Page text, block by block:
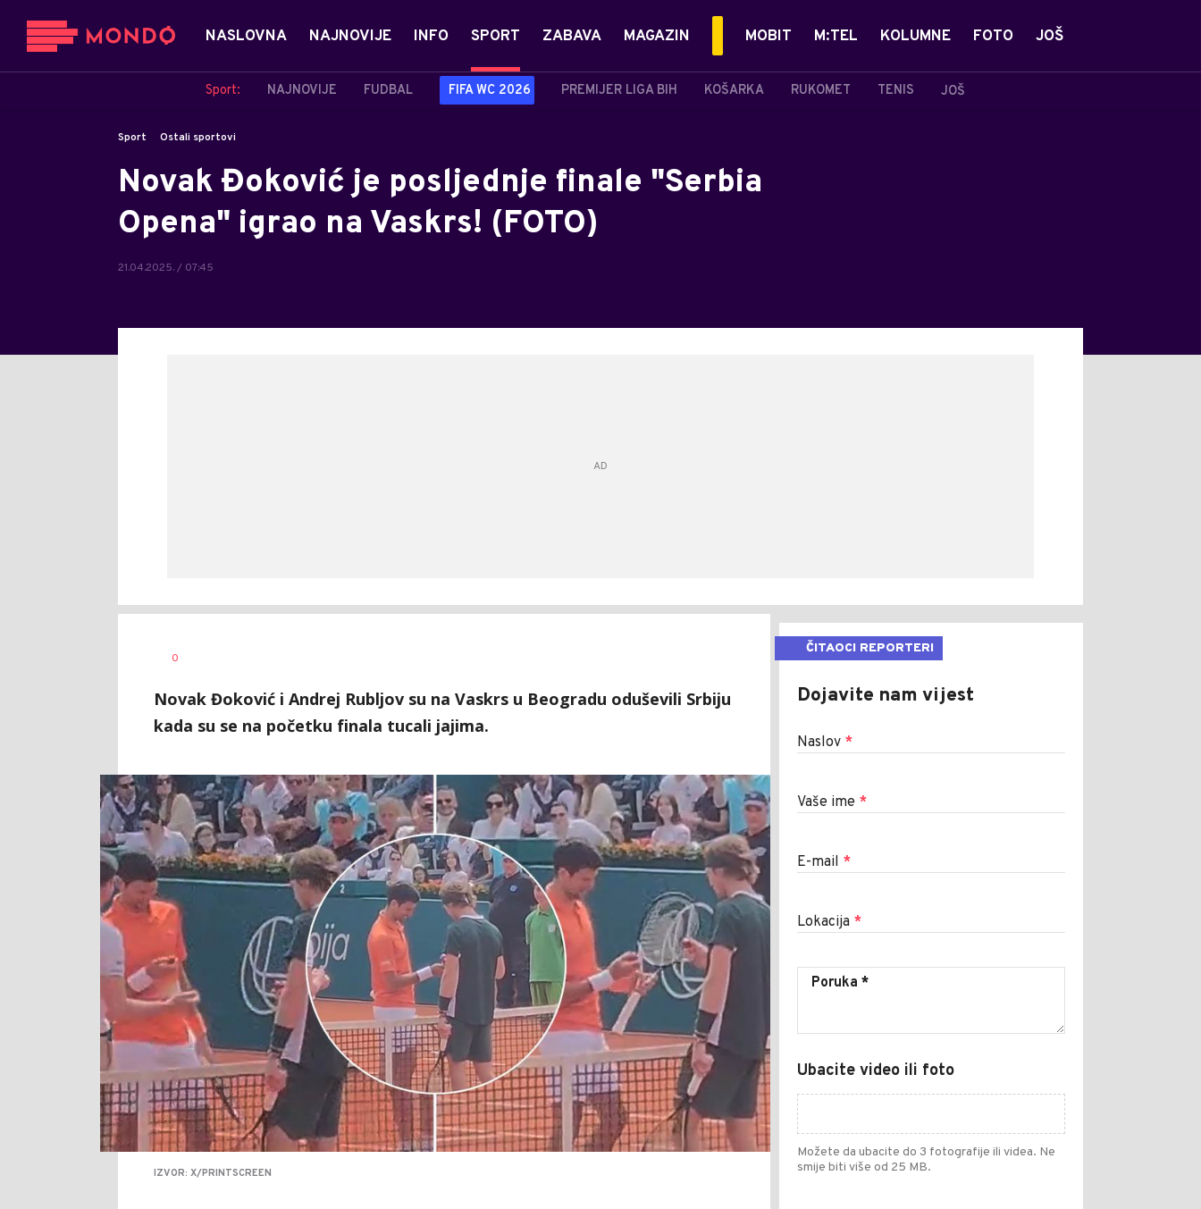
NASLOVNA NAJNOVIJE INFO SPORT
Sport: NAJNOVIJE FUDBAL FIFA WC 2026 PREMIJER LIGA BIH KOŠARKA RUKOMET TENIS JOŠ
ZABAVA MAGAZIN MOBIT M:TEL KOLUMNE FOTO JOŠ
Sport Ostali sportovi
Novak Đoković je posljednje finale "Serbia
Opena" igrao na Vaskrs! (FOTO)
21.04.2025. / 07:45
AUTOR
0
Novak Đoković i Andrej Rubljov su na Vaskrs u Beogradu oduševili Srbiju
kada su se na početku finala tucali jajima.
IZVOR: X/PRINTSCREEN
ČITAOCI REPORTERI
Dojavite nam vijest
Naslov *
Vaše ime *
E-mail *
Lokacija *
Ubacite video ili foto
Možete da ubacite do 3 fotografije ili videa. Ne
smije biti više od 25 MB.